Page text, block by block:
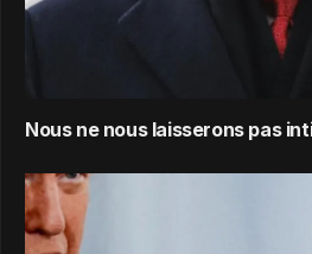
Nous ne nous laisserons pas